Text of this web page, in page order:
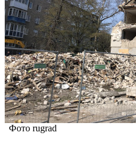
Фото rugrad